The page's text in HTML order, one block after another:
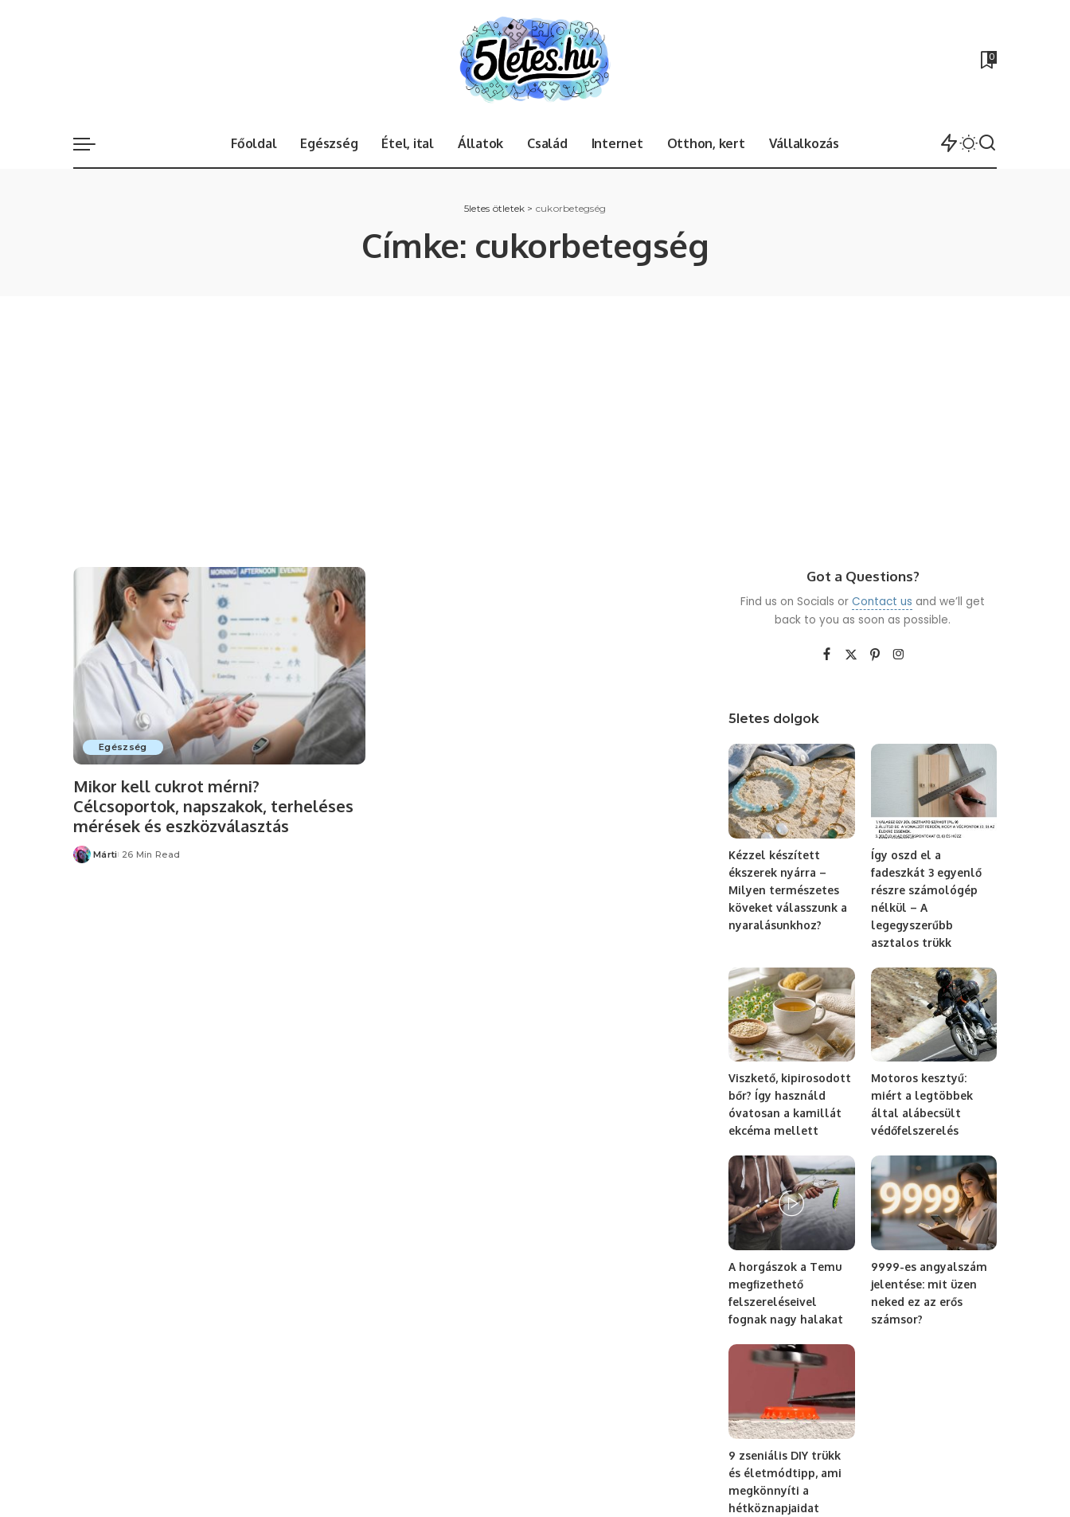
0
Főoldal Egészség Étel, ital Állatok Család Internet Otthon, kert Vállalkozás
5letes ötletek > cukorbetegség
Címke: cukorbetegség
Egészség
Mikor kell cukrot mérni?
Célcsoportok, napszakok, terheléses
mérések és eszközválasztás
Posted
Márti 26 Min Read
Got a Questions?
Find us on Socials orContact us and we’ll get
back to you as soon as possible.
5letes dolgok
Kézzel készített
ékszerek nyárra –
Milyen természetes
köveket válasszunk a
nyaralásunkhoz?
Így oszd el a
fadeszkát 3 egyenlő
részre számológép
nélkül – A
legegyszerűbb
asztalos trükk
Viszkető, kipirosodott
bőr? Így használd
óvatosan a kamillát
ekcéma mellett
Motoros kesztyű:
miért a legtöbbek
által alábecsült
védőfelszerelés
A horgászok a Temu
megfizethető
felszereléseivel
fognak nagy halakat
9999-es angyalszám
jelentése: mit üzen
neked ez az erős
számsor?
9 zseniális DIY trükk
és életmódtipp, ami
megkönnyíti a
hétköznapjaidat